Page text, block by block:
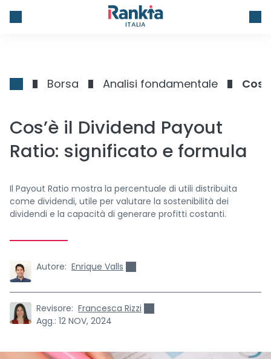
ITALIA
Borsa Analisi fondamentale
Cos’è il Dividend Payout
Ratio: significato e formula
Il Payout Ratio mostra la percentuale di utili distribuita
come dividendi, utile per valutare la sostenibilità dei
dividendi e la capacità di generare profitti costanti.
Autore: Enrique Valls
Revisore: Francesca Rizzi
Agg.: 12 NOV, 2024